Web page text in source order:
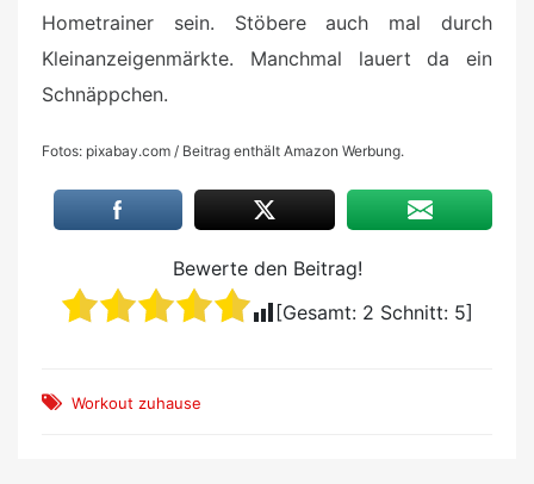
Hometrainer sein. Stöbere auch mal durch
Kleinanzeigenmärkte. Manchmal lauert da ein
Schnäppchen.
Fotos: pixabay.com / Beitrag enthält Amazon Werbung.
Bewerte den Beitrag!
[Gesamt: 2 Schnitt: 5]
Workout zuhause